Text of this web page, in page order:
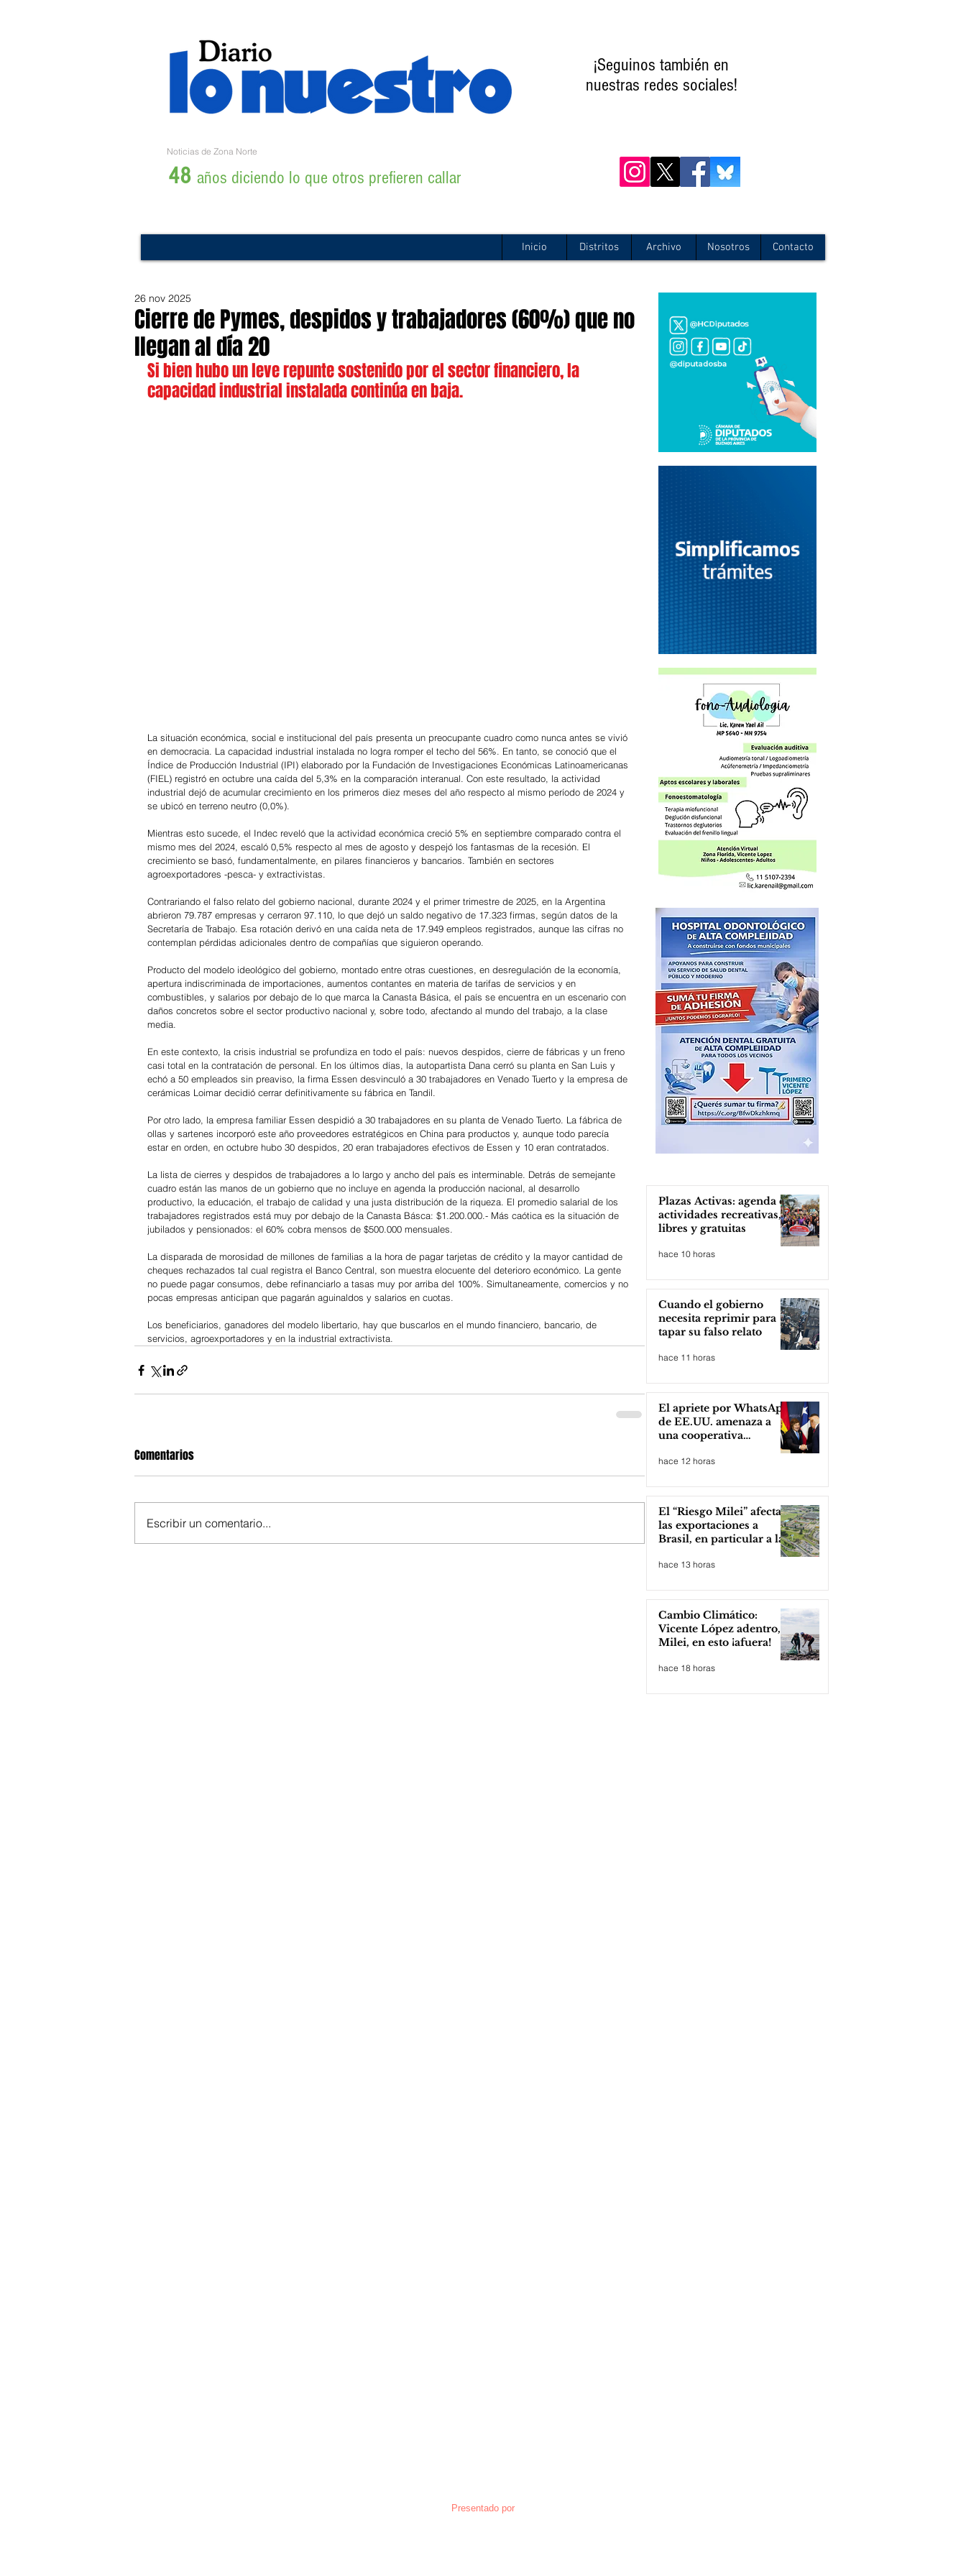
¡Seguinos también en
nuestras redes sociales!
Noticias de Zona Norte
48 años diciendo lo que otros prefieren callar
Inicio Distritos Archivo Nosotros Contacto
Cierre de Pymes, despidos y trabajadores (60%) que no
llegan al día 20
26 nov 2025
Si bien hubo un leve repunte sostenido por el sector financiero, la
capacidad industrial instalada continúa en baja.
La situación económica, social e institucional del país presenta un preocupante cuadro como nunca antes se vivió
en democracia. La capacidad industrial instalada no logra romper el techo del 56%. En tanto, se conoció que el
Índice de Producción Industrial (IPI) elaborado por la Fundación de Investigaciones Económicas Latinoamericanas
(FIEL) registró en octubre una caída del 5,3% en la comparación interanual. Con este resultado, la actividad
industrial dejó de acumular crecimiento en los primeros diez meses del año respecto al mismo período de 2024 y
se ubicó en terreno neutro (0,0%).
Mientras esto sucede, el Indec reveló que la actividad económica creció 5% en septiembre comparado contra el
mismo mes del 2024, escaló 0,5% respecto al mes de agosto y despejó los fantasmas de la recesión. El
crecimiento se basó, fundamentalmente, en pilares financieros y bancarios. También en sectores
agroexportadores -pesca- y extractivistas.
Contrariando el falso relato del gobierno nacional, durante 2024 y el primer trimestre de 2025, en la Argentina
abrieron 79.787 empresas y cerraron 97.110, lo que dejó un saldo negativo de 17.323 firmas, según datos de la
Secretaría de Trabajo. Esa rotación derivó en una caída neta de 17.949 empleos registrados, aunque las cifras no
contemplan pérdidas adicionales dentro de compañías que siguieron operando.
Producto del modelo ideológico del gobierno, montado entre otras cuestiones, en desregulación de la economía,
apertura indiscriminada de importaciones, aumentos contantes en materia de tarifas de servicios y en
combustibles, y salarios por debajo de lo que marca la Canasta Básica, el país se encuentra en un escenario con
daños concretos sobre el sector productivo nacional y, sobre todo, afectando al mundo del trabajo, a la clase
media.
En este contexto, la crisis industrial se profundiza en todo el país: nuevos despidos, cierre de fábricas y un freno
casi total en la contratación de personal. En los últimos días, la autopartista Dana cerró su planta en San Luis y
echó a 50 empleados sin preaviso, la firma Essen desvinculó a 30 trabajadores en Venado Tuerto y la empresa de
cerámicas Loimar decidió cerrar definitivamente su fábrica en Tandil.
Por otro lado, la empresa familiar Essen despidió a 30 trabajadores en su planta de Venado Tuerto. La fábrica de
ollas y sartenes incorporó este año proveedores estratégicos en China para productos y, aunque todo parecía
estar en orden, en octubre hubo 30 despidos, 20 eran trabajadores efectivos de Essen y 10 eran contratados.
La lista de cierres y despidos de trabajadores a lo largo y ancho del país es interminable. Detrás de semejante
cuadro están las manos de un gobierno que no incluye en agenda la producción nacional, al desarrollo
productivo, la educación, el trabajo de calidad y una justa distribución de la riqueza. El promedio salarial de los
trabajadores registrados está muy por debajo de la Canasta Básca: $1.200.000.- Más caótica es la situación de
jubilados y pensionados: el 60% cobra mensos de $500.000 mensuales.
La disparada de morosidad de millones de familias a la hora de pagar tarjetas de crédito y la mayor cantidad de
cheques rechazados tal cual registra el Banco Central, son muestra elocuente del deterioro económico. La gente
no puede pagar consumos, debe refinanciarlo a tasas muy por arriba del 100%. Simultaneamente, comercios y no
pocas empresas anticipan que pagarán aguinaldos y salarios en cuotas.
Los beneficiarios, ganadores del modelo libertario, hay que buscarlos en el mundo financiero, bancario, de
servicios, agroexportadores y en la industrial extractivista.
Comentarios
Escribir un comentario...
Plazas Activas: agenda de
actividades recreativas,
libres y gratuitas
hace 10 horas
Cuando el gobierno
necesita reprimir para
tapar su falso relato
hace 11 horas
El apriete por WhatsApp
de EE.UU. amenaza a
una cooperativa
argentina para boicotear
a Huawei
hace 12 horas
El “Riesgo Milei” afecta
las exportaciones a
Brasil, en particular a la
industria automotriz de
la provincia
hace 13 horas
Cambio Climático:
Vicente López adentro,
Milei, en esto ¡afuera!
hace 18 horas
Presentado por